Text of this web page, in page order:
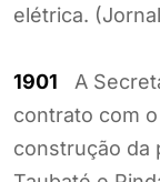
elétrica.
1901 A
contrato com
construção da